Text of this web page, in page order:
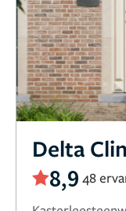
Delta
8,9 48